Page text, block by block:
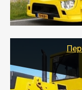
машин
учетом всех